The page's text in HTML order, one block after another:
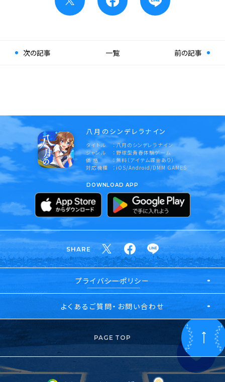
次の記事 前の記事
一覧
八月のシンデレラナイン
タイトル
八月のシンデレラナイン
ジャンル
野球型青春体験ゲーム
価 格
無料（アイテム課金あり）
対応機種
iOS/Android/DMM GAMES
DOWNLOAD APP
SHARE
プライバシーポリシー
よくあるご質問・お問い合わせ
PAGE TOP